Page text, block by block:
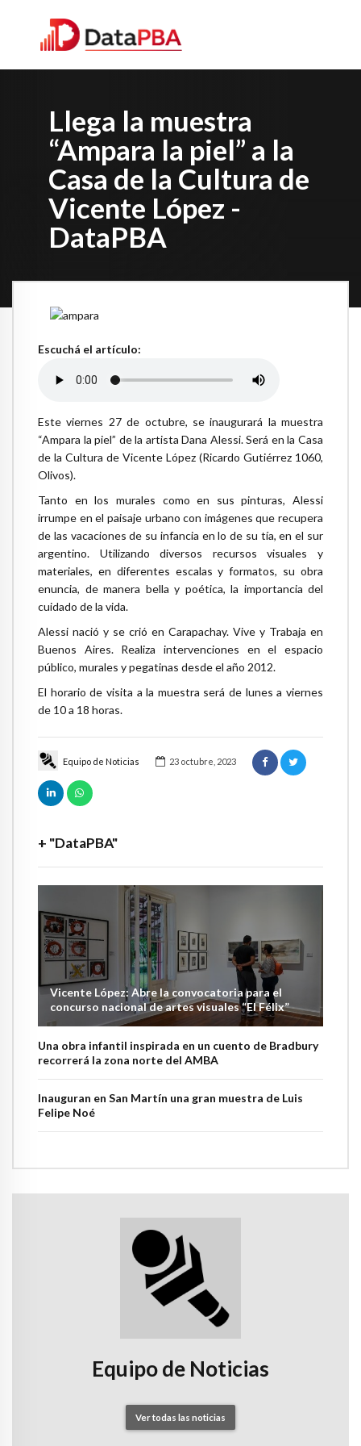
Llega la muestra
“Ampara la piel” a la
Casa de la Cultura de
Vicente López -
DataPBA
Equipo de Noticias 23 octubre, 2023
+ "DataPBA"
Vicente López: Abre la convocatoria para el
concurso nacional de artes visuales “El Félix”
Una obra infantil inspirada en un cuento de Bradbury
recorrerá la zona norte del AMBA
Inauguran en San Martín una gran muestra de Luis
Felipe Noé
Escuchá el artículo:
Este viernes 27 de octubre, se inaugurará la muestra
“Ampara la piel” de la artista Dana Alessi. Será en la Casa
de la Cultura de Vicente López (Ricardo Gutiérrez 1060,
Olivos).
Tanto en los murales como en sus pinturas, Alessi
irrumpe en el paisaje urbano con imágenes que recupera
de las vacaciones de su infancia en lo de su tía, en el sur
argentino. Utilizando diversos recursos visuales y
materiales, en diferentes escalas y formatos, su obra
enuncia, de manera bella y poética, la importancia del
cuidado de la vida.
Alessi nació y se crió en Carapachay. Vive y Trabaja en
Buenos Aires. Realiza intervenciones en el espacio
público, murales y pegatinas desde el año 2012.
El horario de visita a la muestra será de lunes a viernes
de 10 a 18 horas.
Equipo de Noticias
Ver todas las noticias